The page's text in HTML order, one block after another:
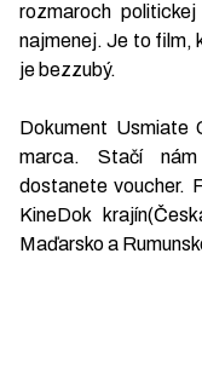
rozmaroch
najmenej. Je to film,
je bezzubý.
Dokument Usmiate
marca. Stačí
dostanete voucher.
KineDok
Maďarsko a